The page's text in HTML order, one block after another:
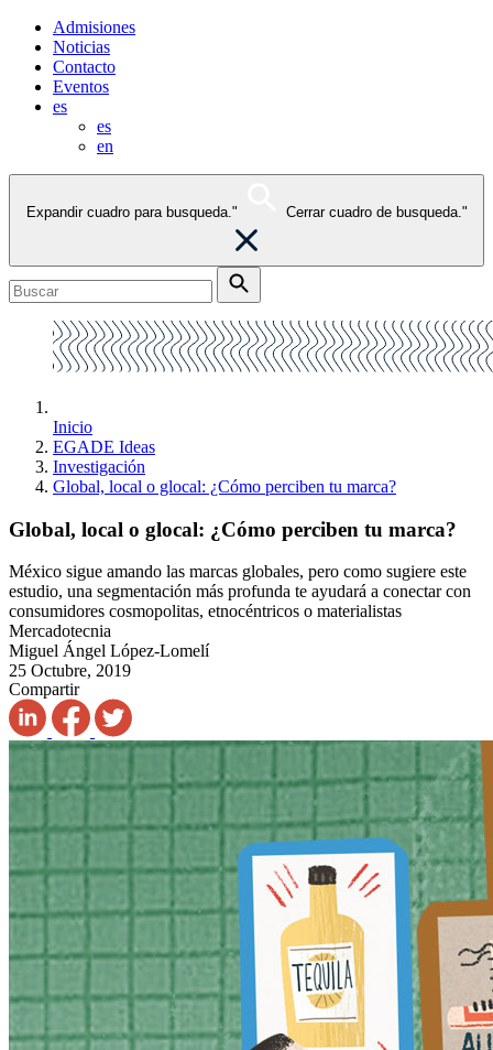
Admisiones
Noticias
Contacto
Eventos
es
es
en
Expandir cuadro para busqueda." Cerrar cuadro de busqueda."
Inicio
EGADE Ideas
Investigación
Global, local o glocal: ¿Cómo perciben tu marca?
Global, local o glocal: ¿Cómo perciben tu marca?
México sigue amando las marcas globales, pero como sugiere este
estudio, una segmentación más profunda te ayudará a conectar con
consumidores cosmopolitas, etnocéntricos o materialistas
Mercadotecnia
Miguel Ángel López-Lomelí
25 Octubre, 2019
Compartir